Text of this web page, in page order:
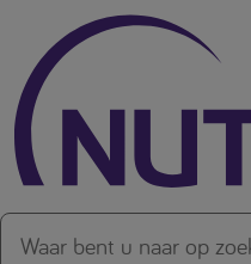
Over de inhoud van de pagina